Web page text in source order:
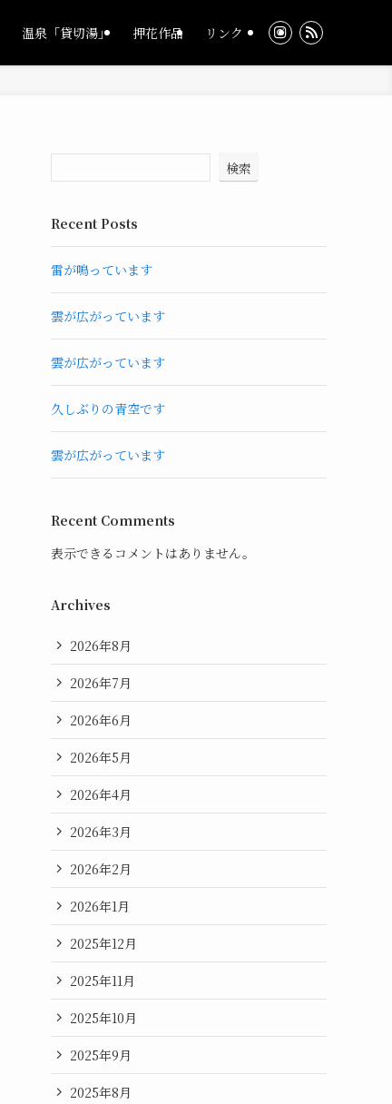
温泉「貸切湯」 押花作品 リンク
検索
Recent Posts
雷が鳴っています
雲が広がっています
雲が広がっています
久しぶりの青空です
雲が広がっています
Recent Comments
表示できるコメントはありません。
Archives
2026年8月
2026年7月
2026年6月
2026年5月
2026年4月
2026年3月
2026年2月
2026年1月
2025年12月
2025年11月
2025年10月
2025年9月
2025年8月